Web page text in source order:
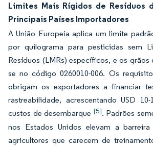
Limites Mais Rígidos de Resíduos
Principais Países Importadores
A União Europeia aplica um limite
por quilograma para pesticidas sem
Resíduos (LMRs) específicos, e os grãos
se no código 0260010-006. Os
obrigam os exportadores a financiar
rastreabilidade, acrescentando USD
custos de desembarque [5]. Padrões
nos Estados Unidos elevam a
agricultores que carecem de